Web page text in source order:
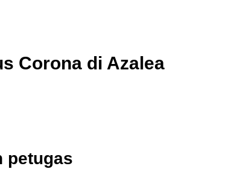
Corona di Azalea
petugas